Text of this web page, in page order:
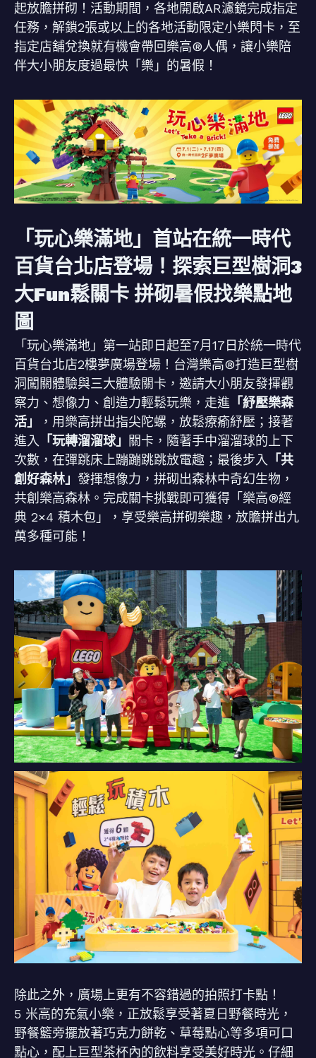
起放膽拼砌！活動期間，各地開啟AR濾鏡完成指定
任務，解鎖2張或以上的各地活動限定小樂閃卡，至
指定店舖兌換就有機會帶回樂高®人偶，讓小樂陪
伴大小朋友度過最快「樂」的暑假！
「玩心樂滿地」首站在統一時代
百貨台北店登場！探索巨型樹洞3
大Fun鬆關卡 拼砌暑假找樂點地
圖
「玩心樂滿地」第一站即日起至7月17日於統一時代
百貨台北店2樓夢廣場登場！台灣樂高®打造巨型樹
洞闖關體驗與三大體驗關卡，邀請大小朋友發揮觀
察力、想像力、創造力輕鬆玩樂，走進 「紓壓樂森
活」
，用樂高拼出指尖陀螺，放鬆療瘉紓壓；接著
進入
「玩轉溜溜球」 關卡，隨著手中溜溜球的上下
次數，在彈跳床上蹦蹦跳跳放電趣；最後步入
「共
創好森林」 發揮想像力，拼砌出森林中奇幻生物，
共創樂高森林。完成關卡挑戰即可獲得「樂高®經
典 2×4 積木包」，享受樂高拼砌樂趣，放膽拼出九
萬多種可能！
除此之外，廣場上更有不容錯過的拍照打卡點！
5 米高的充氣小樂，正放鬆享受著夏日野餐時光，
野餐籃旁擺放著巧克力餅乾、草莓點心等多項可口
點心，配上巨型茶杯內的飲料享受美好時光。仔細